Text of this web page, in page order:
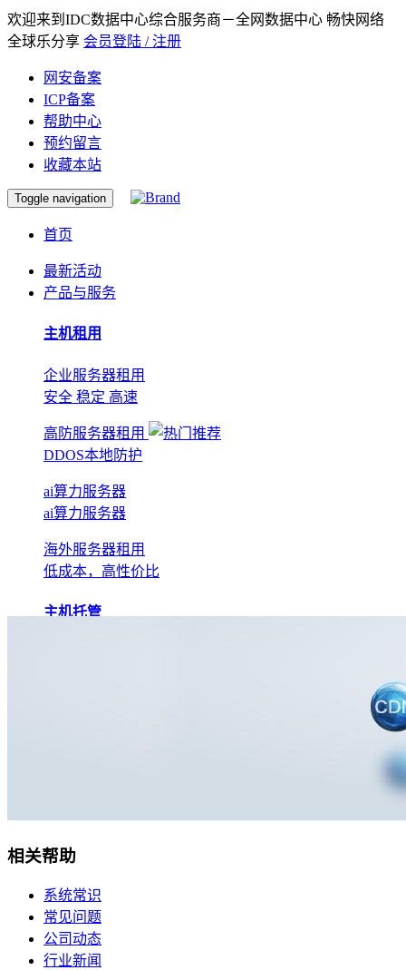
欢迎来到IDC数据中心综合服务商－全网数据中心 畅快网络
全球乐分享 会员登陆 / 注册
网安备案
ICP备案
帮助中心
预约留言
收藏本站
Toggle navigation
首页
最新活动
产品与服务
主机租用
企业服务器租用
安全 稳定 高速
高防服务器租用
DDOS本地防护
ai算力服务器
ai算力服务器
海外服务器租用
低成本，高性价比
主机托管
贴心的服务
机柜租用
BGP机柜租用
自建T4级别数据中心
相关帮助
系统常识
常见问题
公司动态
行业新闻